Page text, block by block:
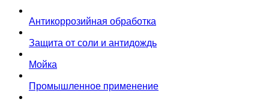
Антикоррозийная обработка
Защита от соли и антидождь
Мойка
Промышленное применение